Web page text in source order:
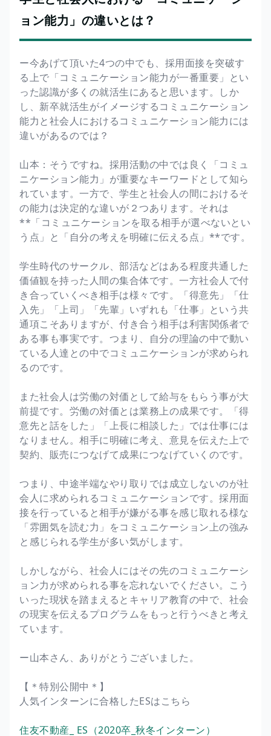
ョン能力」の違いとは？
ー今あげて頂いた4つの中でも、採用面接を突破す
る上で「コミュニケーション能力が一番重要」とい
った認識が多くの就活生にあると思います。しか
し、新卒就活生がイメージするコミュニケーション
能力と社会人におけるコミュニケーション能力には
違いがあるのでは？
山本：そうですね。採用活動の中では良く「コミュ
ニケーション能力」が重要なキーワードとして知ら
れています。一方で、学生と社会人の間におけるそ
の能力は決定的な違いが２つあります。それは
**「コミュニケーションを取る相手が選べないとい
う点」と「自分の考えを明確に伝える点」**です。
学生時代のサークル、部活などはある程度共通した
価値観を持った人間の集合体です。一方社会人で付
き合っていくべき相手は様々です。「得意先」「仕
入先」「上司」「先輩」いずれも「仕事」という共
通項こそありますが、付き合う相手は利害関係者で
ある事も事実です。つまり、自分の理論の中で動い
ている人達との中でコミュニケーションが求められ
るのです。
また社会人は労働の対価として給与をもらう事が大
前提です。労働の対価とは業務上の成果です。「得
意先と話をした」「上長に相談した」では仕事には
なりません。相手に明確に考え、意見を伝えた上で
契約、販売につなげて成果につなげていくのです。
つまり、中途半端なやり取りでは成立しないのが社
会人に求められるコミュニケーションです。採用面
接を行っていると相手が嫌がる事を感じ取れる様な
「雰囲気を読む力」をコミュニケーション上の強み
と感じられる学生が多い気がします。
しかしながら、社会人にはその先のコミュニケーシ
ョン力が求められる事を忘れないでください。こう
いった現状を踏まえるとキャリア教育の中で、社会
の現実を伝えるプログラムをもっと行うべきと考え
ています。
ー山本さん、ありがとうございました。
【＊特別公開中＊】
人気インターンに合格したESはこちら
住友不動産_ ES（2020卒_秋冬インターン）